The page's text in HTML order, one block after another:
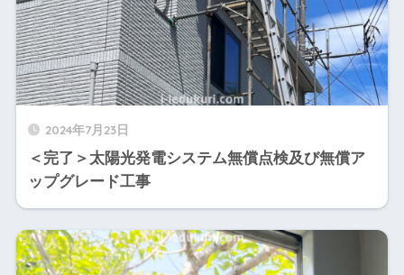
2024年7月23日
＜完了＞太陽光発電システム無償点検及び無償ア
ップグレード工事